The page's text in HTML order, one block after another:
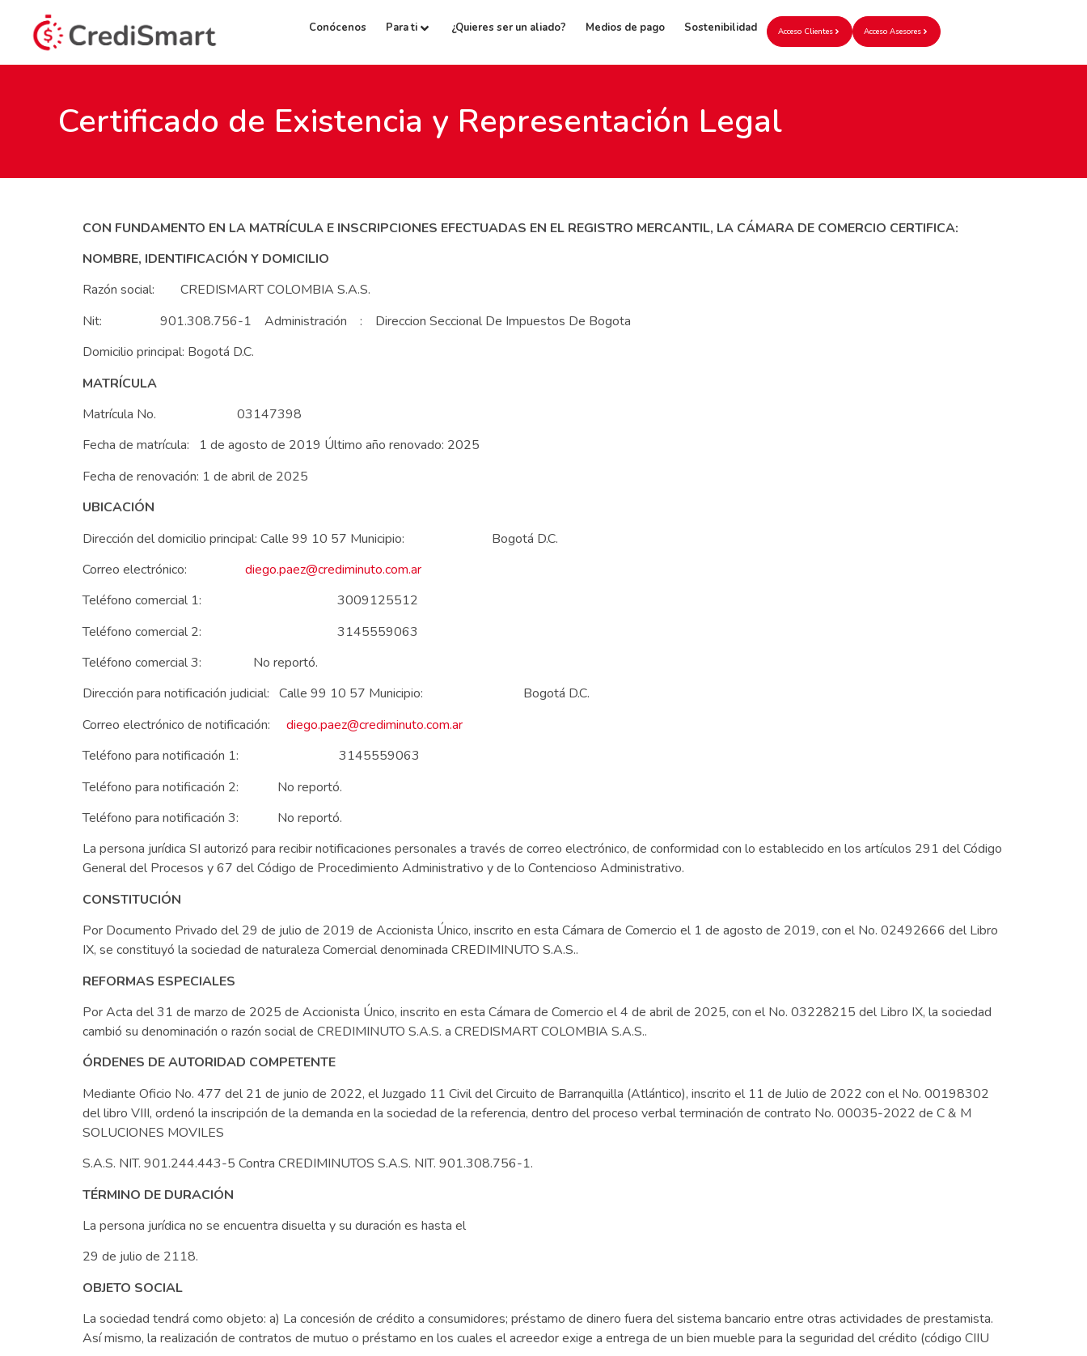
Conócenos Para ti ¿Quieres ser un aliado? Medios de pago Sostenibilidad Acceso Clientes Acceso Asesores
Certificado de Existencia y Representación Legal
CON FUNDAMENTO EN LA MATRÍCULA E INSCRIPCIONES EFECTUADAS EN EL REGISTRO MERCANTIL, LA CÁMARA DE COMERCIO CERTIFICA:
NOMBRE, IDENTIFICACIÓN Y DOMICILIO
Razón social: CREDISMART COLOMBIA S.A.S.
Nit: 901.308.756-1 Administración : Direccion Seccional De Impuestos De Bogota
Domicilio principal: Bogotá D.C.
MATRÍCULA
Matrícula No. 03147398
Fecha de matrícula: 1 de agosto de 2019 Último año renovado: 2025
Fecha de renovación: 1 de abril de 2025
UBICACIÓN
Dirección del domicilio principal: Calle 99 10 57 Municipio: Bogotá D.C.
Correo electrónico: diego.paez@crediminuto.com.ar
Teléfono comercial 1: 3009125512
Teléfono comercial 2: 3145559063
Teléfono comercial 3: No reportó.
Dirección para notificación judicial: Calle 99 10 57 Municipio: Bogotá D.C.
Correo electrónico de notificación: diego.paez@crediminuto.com.ar
Teléfono para notificación 1: 3145559063
Teléfono para notificación 2: No reportó.
Teléfono para notificación 3: No reportó.
La persona jurídica SI autorizó para recibir notificaciones personales a través de correo electrónico, de conformidad con lo establecido en los artículos 291 del Código
General del Procesos y 67 del Código de Procedimiento Administrativo y de lo Contencioso Administrativo.
CONSTITUCIÓN
Por Documento Privado del 29 de julio de 2019 de Accionista Único, inscrito en esta Cámara de Comercio el 1 de agosto de 2019, con el No. 02492666 del Libro
IX, se constituyó la sociedad de naturaleza Comercial denominada CREDIMINUTO S.A.S..
REFORMAS ESPECIALES
Por Acta del 31 de marzo de 2025 de Accionista Único, inscrito en esta Cámara de Comercio el 4 de abril de 2025, con el No. 03228215 del Libro IX, la sociedad
cambió su denominación o razón social de CREDIMINUTO S.A.S. a CREDISMART COLOMBIA S.A.S..
ÓRDENES DE AUTORIDAD COMPETENTE
Mediante Oficio No. 477 del 21 de junio de 2022, el Juzgado 11 Civil del Circuito de Barranquilla (Atlántico), inscrito el 11 de Julio de 2022 con el No. 00198302
del libro VIII, ordenó la inscripción de la demanda en la sociedad de la referencia, dentro del proceso verbal terminación de contrato No. 00035-2022 de C & M
SOLUCIONES MOVILES
S.A.S. NIT. 901.244.443-5 Contra CREDIMINUTOS S.A.S. NIT. 901.308.756-1.
TÉRMINO DE DURACIÓN
La persona jurídica no se encuentra disuelta y su duración es hasta el
29 de julio de 2118.
OBJETO SOCIAL
La sociedad tendrá como objeto: a) La concesión de crédito a consumidores; préstamo de dinero fuera del sistema bancario entre otras actividades de prestamista.
Así mismo, la realización de contratos de mutuo o préstamo en los cuales el acreedor exige a entrega de un bien mueble para la seguridad del crédito (código CIIU